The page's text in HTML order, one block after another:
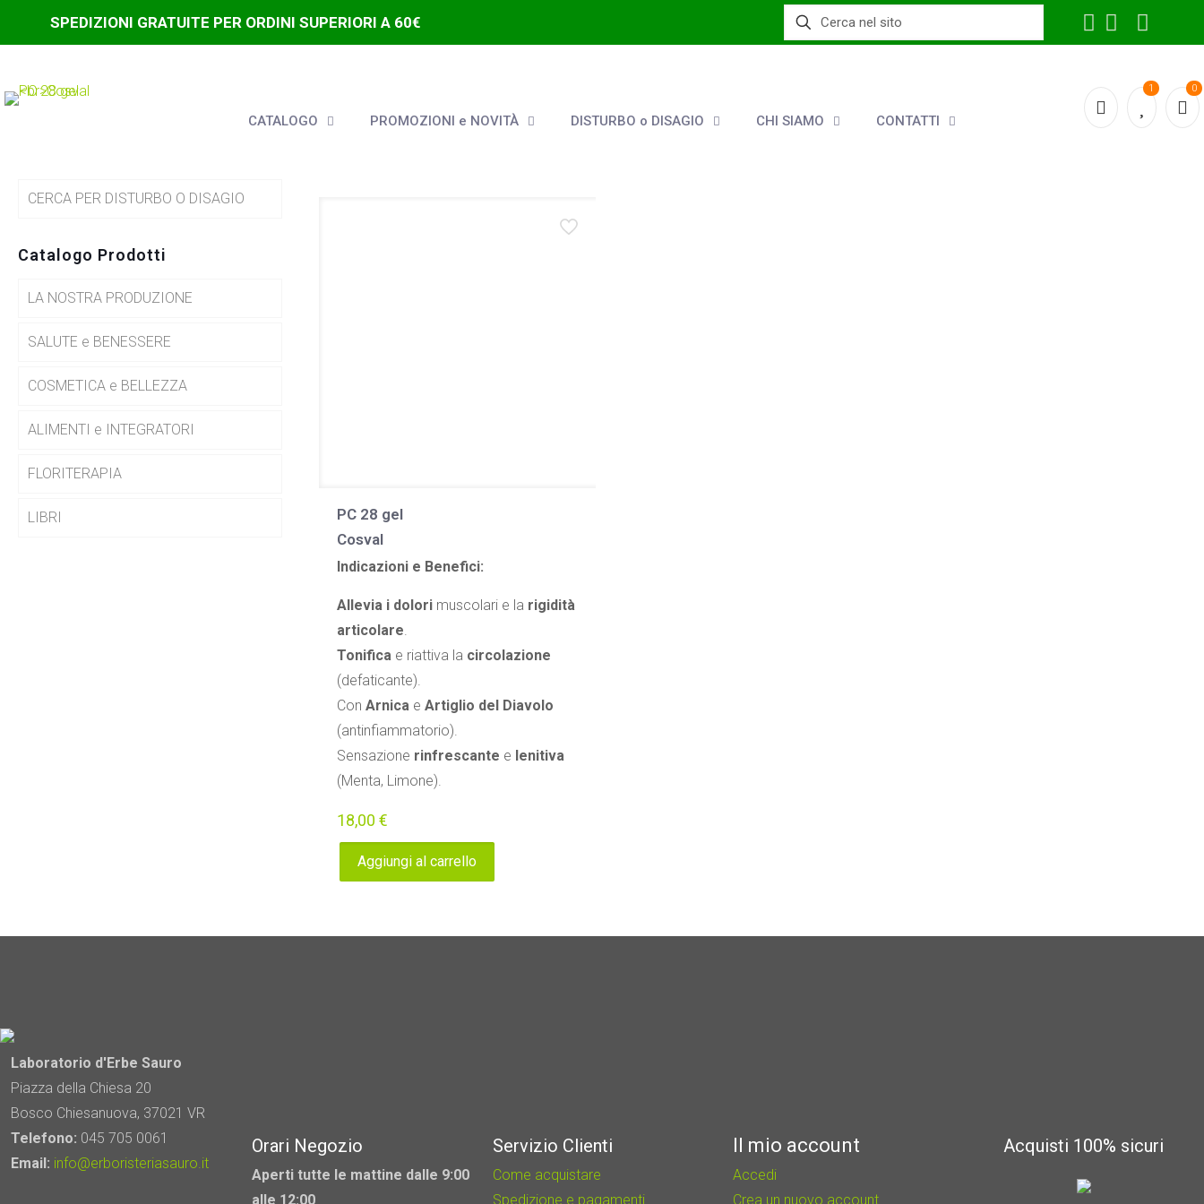
SPEDIZIONI GRATUITE PER ORDINI SUPERIORI A 60€
CATALOGO PROMOZIONI e NOVITÀ DISTURBO o DISAGIO CHI SIAMO CONTATTI
1 0
PC 28 gel
Cosval
Indicazioni e Benefici:
Allevia i dolorimuscolari e la rigidità
articolare.
Tonificae riattiva la circolazione
(defaticante).
Con Arnicae Artiglio del Diavolo
(antinfiammatorio).
Sensazione rinfrescante e lenitiva
(Menta, Limone).
18,00 €
Aggiungi al carrello
CERCA PER DISTURBO O DISAGIO
Catalogo Prodotti
LA NOSTRA PRODUZIONE
SALUTE e BENESSERE
COSMETICA e BELLEZZA
ALIMENTI e INTEGRATORI
FLORITERAPIA
LIBRI
Laboratorio d'Erbe Sauro
Piazza della Chiesa 20
Bosco Chiesanuova, 37021 VR
Telefono: 045 705 0061
Email: info@erboristeriasauro.it
Orari Negozio
Aperti tutte le mattine dalle 9:00
alle 12:00
Servizio Clienti
Come acquistare
Spedizione e pagamenti
Il mio account
Accedi
Crea un nuovo account
Acquisti 100% sicuri